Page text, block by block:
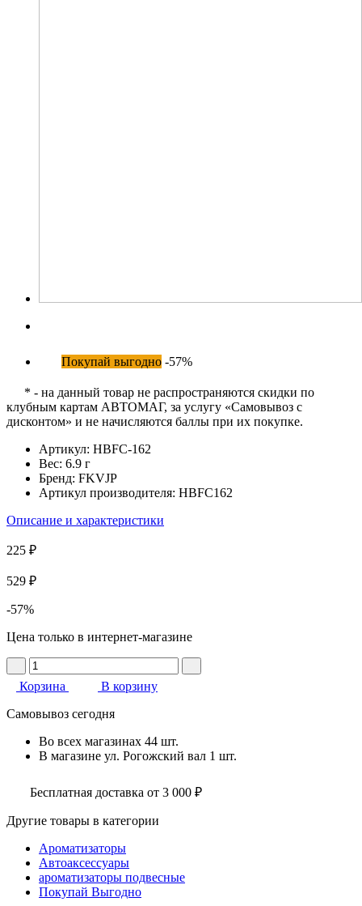
Покупай выгодно -57%
* - на данный товар не распространяются скидки по
клубным картам АВТОМАГ, за услугу «Самовывоз с
дисконтом» и не начисляются баллы при их покупке.
Артикул: HBFC-162
Вес: 6.9 г
Бренд: FKVJP
Артикул производителя: HBFC162
Описание и характеристики
225 ₽
529 ₽
-57%
Цена только в интернет-магазине
Корзина
В корзину
Самовывоз сегодня
Во всех магазинах 44 шт.
В магазине ул. Рогожский вал 1 шт.
Бесплатная доставка от 3 000 ₽
Другие товары в категории
Ароматизаторы
Автоаксессуары
ароматизаторы подвесные
Покупай Выгодно